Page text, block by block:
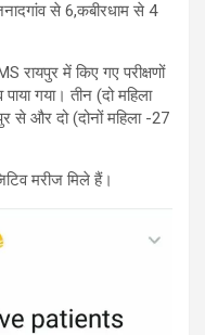
से 6,कबीरधाम से 4
में किए गए परीक्षणों
गया। तीन (दो महिला
से और दो (दोनों महिला -27
मरीज मिले हैं।